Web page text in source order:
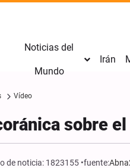
Noticias del
Mundo
Irán
Vídeo
sobre
de noticia: 1823155 fuente: